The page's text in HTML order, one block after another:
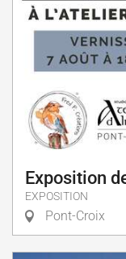
Exposition
EXPOSITION
Pont-Croix